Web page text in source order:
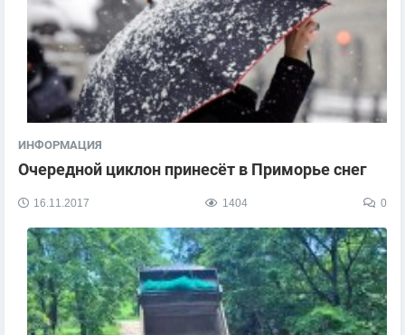
ИНФОРМАЦИЯ
Очередной циклон принесёт в Приморье снег
16.11.2017 1404 0